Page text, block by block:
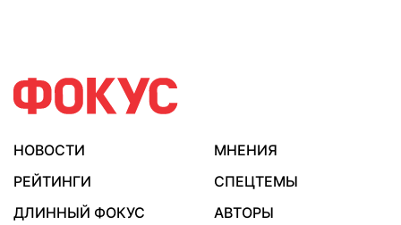
НОВОСТИ
МНЕНИЯ
РЕЙТИНГИ
СПЕЦТЕМЫ
ДЛИННЫЙ ФОКУС
АВТОРЫ